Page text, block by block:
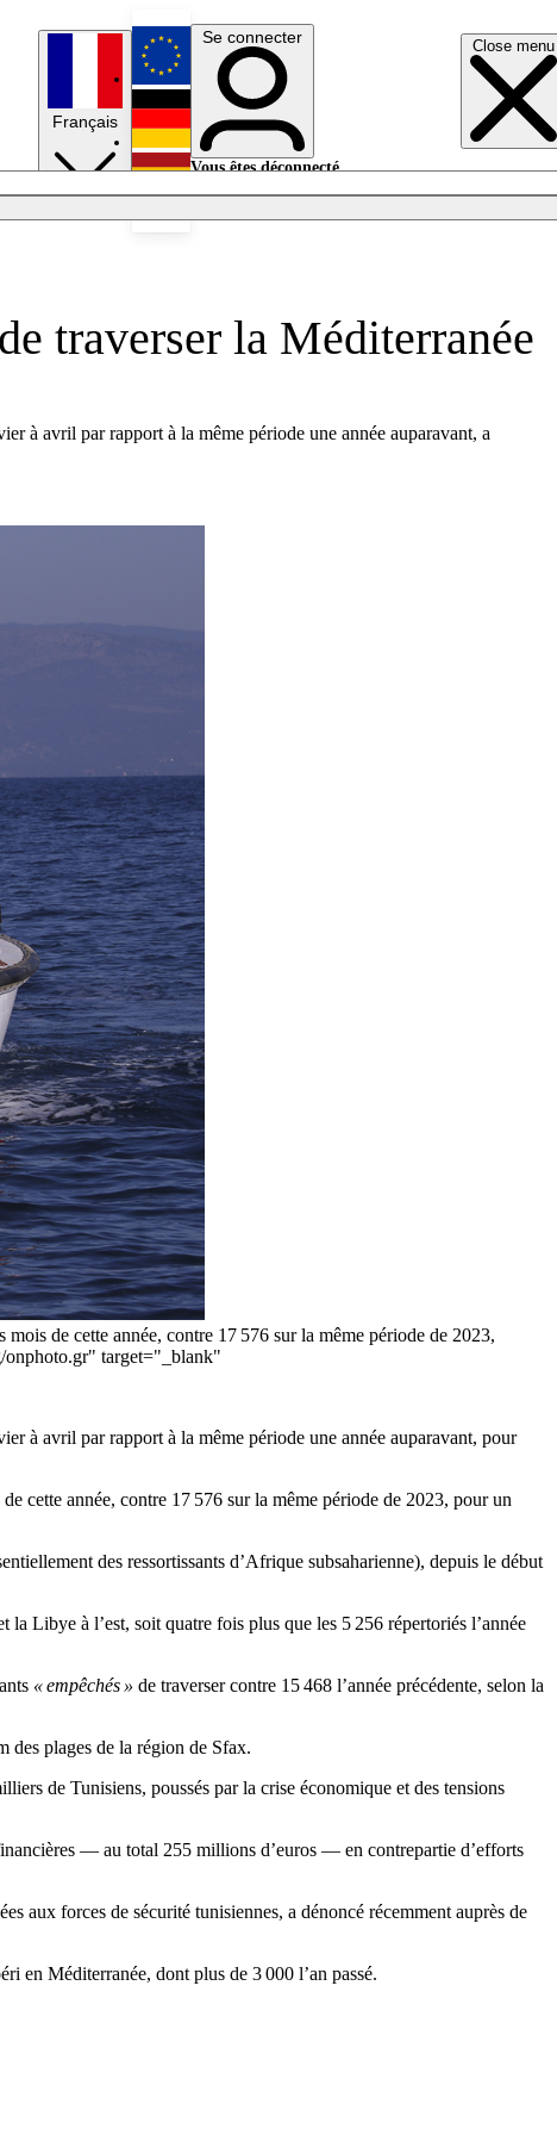
Close menu
Français
English
Deutsch
Se connecter
Vous êtes déconnecté.
traverser la Méditerranée
à avril par rapport à la même période une année auparavant, a
de cette année, contre 17 576 sur la même période de 2023,
onphoto.gr" target="_blank"
à avril par rapport à la même période une année auparavant, pour
cette année, contre 17 576 sur la même période de 2023, pour un
des ressortissants d’Afrique subsaharienne), depuis le début
Libye à l’est, soit quatre fois plus que les 5 256 répertoriés l’année
« empêchés » de traverser contre 15 468 l’année précédente, selon la
des plages de la région de Sfax.
de Tunisiens, poussés par la crise économique et des tensions
— au total 255 millions d’euros — en contrepartie d’efforts
aux forces de sécurité tunisiennes, a dénoncé récemment auprès de
en Méditerranée, dont plus de 3 000 l’an passé.